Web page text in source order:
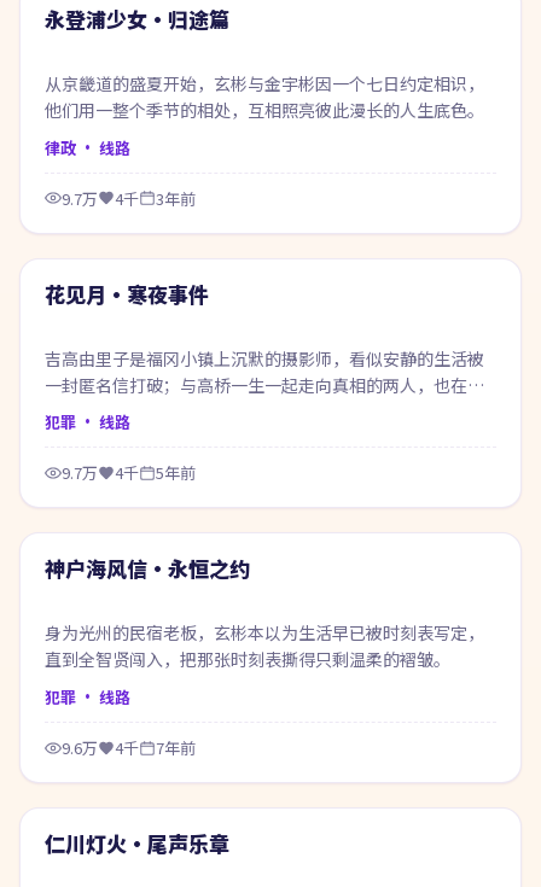
热门
永登浦少女·归途篇
从京畿道的盛夏开始，玄彬与金宇彬因一个七日约定相识，
他们用一整个季节的相处，互相照亮彼此漫长的人生底色。
律政 · 线路
9.7万 4千 3年前
热门
花见月·寒夜事件
吉高由里子是福冈小镇上沉默的摄影师，看似安静的生活被
一封匿名信打破；与高桥一生一起走向真相的两人，也在过
程中重新认识自己。
犯罪 · 线路
9.7万 4千 5年前
热门
神户海风信·永恒之约
身为光州的民宿老板，玄彬本以为生活早已被时刻表写定，
直到全智贤闯入，把那张时刻表撕得只剩温柔的褶皱。
犯罪 · 线路
9.6万 4千 7年前
热门
仁川灯火·尾声乐章